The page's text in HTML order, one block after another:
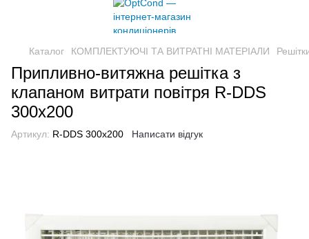
Каталог КОМПЛЕКТУЮЧІ ТА ВИТРАТНІ МАТЕРІАЛИ
Припливно-витяжна решітка з
клапаном витрати повітря R-DDS
300x200
Артикул: R-DDS 300x200 Написати відгук